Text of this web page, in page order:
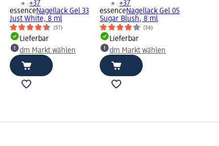
+37
essenceNagellack Gel 33
Just White, 8 ml
(51)
Lieferbar
dm Markt wählen
+37
essenceNagellack Gel 05
Sugar Blush, 8 ml
(36)
Lieferbar
dm Markt wählen